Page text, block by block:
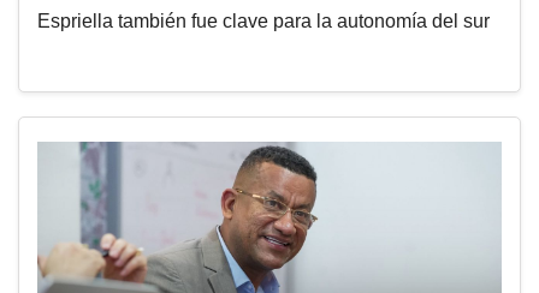
Espriella también fue clave para la autonomía del sur